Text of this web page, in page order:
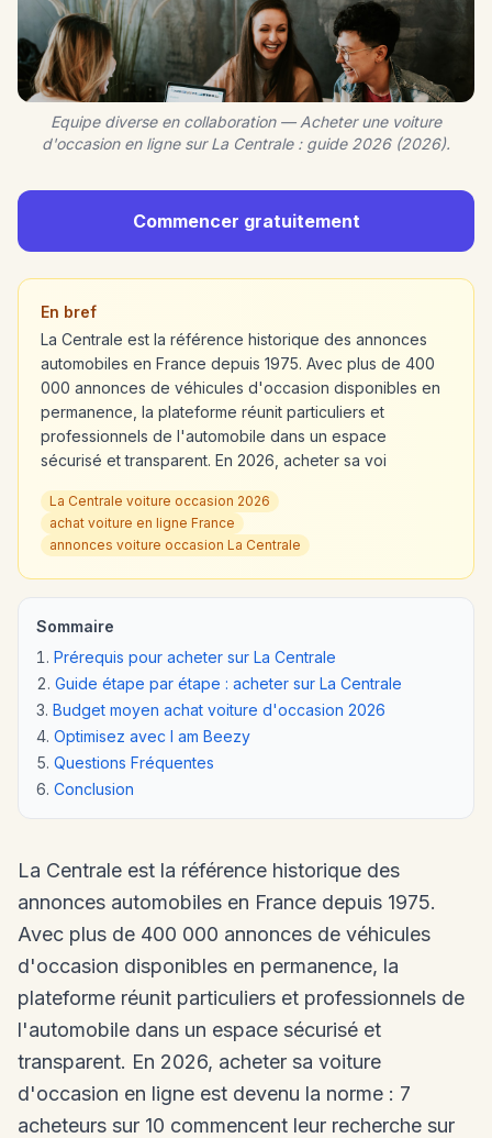
Equipe diverse en collaboration — Acheter une voiture
d'occasion en ligne sur La Centrale : guide 2026 (2026).
Commencer gratuitement
En bref
La Centrale est la référence historique des annonces
automobiles en France depuis 1975. Avec plus de 400
000 annonces de véhicules d'occasion disponibles en
permanence, la plateforme réunit particuliers et
professionnels de l'automobile dans un espace
sécurisé et transparent. En 2026, acheter sa voi
La Centrale voiture occasion 2026
achat voiture en ligne France
annonces voiture occasion La Centrale
Sommaire
Prérequis pour acheter sur La Centrale
Guide étape par étape : acheter sur La Centrale
Budget moyen achat voiture d'occasion 2026
Optimisez avec I am Beezy
Questions Fréquentes
Conclusion
La Centrale est la référence historique des
annonces automobiles en France depuis 1975.
Avec plus de 400 000 annonces de véhicules
d'occasion disponibles en permanence, la
plateforme réunit particuliers et professionnels de
l'automobile dans un espace sécurisé et
transparent. En 2026, acheter sa voiture
d'occasion en ligne est devenu la norme : 7
acheteurs sur 10 commencent leur recherche sur